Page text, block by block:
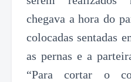
chegava a hora do
colocadas sentadas
as pernas e a
“Para cortar o